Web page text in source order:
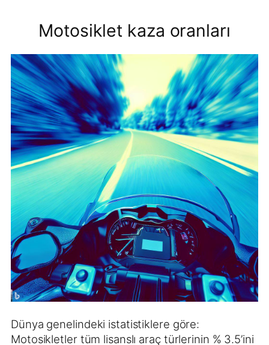
Motosiklet kaza oranları
Dünya genelindeki istatistiklere göre:
Motosikletler tüm lisanslı araç türlerinin % 3.5’ini